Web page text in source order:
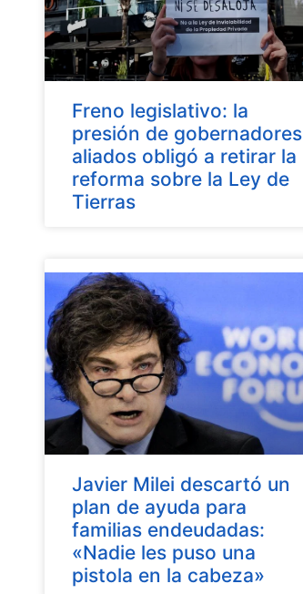
Freno legislativo: la
presión de gobernadores
aliados obligó a retirar la
reforma sobre la Ley de
Tierras
Javier Milei descartó un
plan de ayuda para
familias endeudadas:
«Nadie les puso una
pistola en la cabeza»